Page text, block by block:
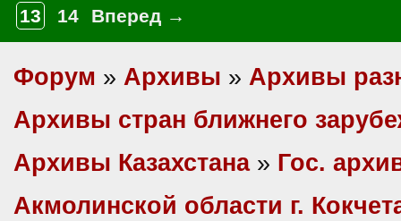
13
14 Вперед →
Форум » Архивы » Архивы
Архивы стран ближнего
Архивы Казахстана» Гос.
Акмолинской области г.